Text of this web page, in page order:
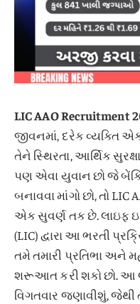
LIC AAO Recruitment
જીવનમાં, દરેક વ્યક્તિ
તેને સ્થિરતા, આર્થિક
પણ એવા યુવાન છો જે
બનાવવા માંગો છો, તો LIC
એક સુવર્ણ તક છે. લાઇફ
(LIC) દ્વારા આ ભરતી
તમે તમારી પ્રતિભા અને
શરૂઆત કરી શકો છો.
વિગતવાર જણાવીશું,